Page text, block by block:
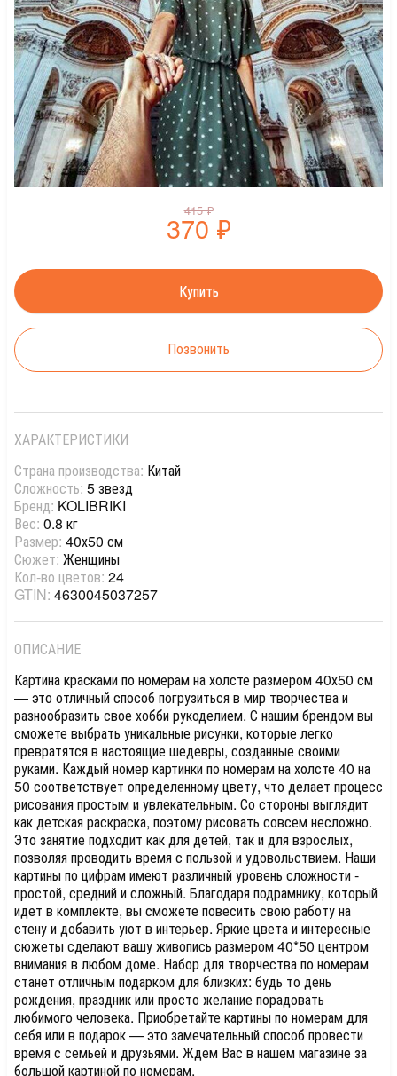
415₽
370 ₽
Позвонить
ХАРАКТЕРИСТИКИ
Страна производства: Китай
Сложность: 5 звезд
Бренд: KOLIBRIKI
Вес: 0.8 кг
Размер: 40х50 см
Сюжет: Женщины
Кол-во цветов: 24
GTIN: 4630045037257
ОПИСАНИЕ
Картина красками по номерам на холсте размером 40х50 см
— это отличный способ погрузиться в мир творчества и
разнообразить свое хобби рукоделием. С нашим брендом вы
сможете выбрать уникальные рисунки, которые легко
превратятся в настоящие шедевры, созданные своими
руками. Каждый номер картинки по номерам на холсте 40 на
50 соответствует определенному цвету, что делает процесс
рисования простым и увлекательным. Со стороны выглядит
как детская раскраска, поэтому рисовать совсем несложно.
Это занятие подходит как для детей, так и для взрослых,
позволяя проводить время с пользой и удовольствием. Наши
картины по цифрам имеют различный уровень сложности -
простой, средний и сложный. Благодаря подрамнику, который
идет в комплекте, вы сможете повесить свою работу на
стену и добавить уют в интерьер. Яркие цвета и интересные
сюжеты сделают вашу живопись размером 40*50 центром
внимания в любом доме. Набор для творчества по номерам
станет отличным подарком для близких: будь то день
рождения, праздник или просто желание порадовать
любимого человека. Приобретайте картины по номерам для
себя или в подарок — это замечательный способ провести
время с семьей и друзьями. Ждем Вас в нашем магазине за
большой картиной по номерам.